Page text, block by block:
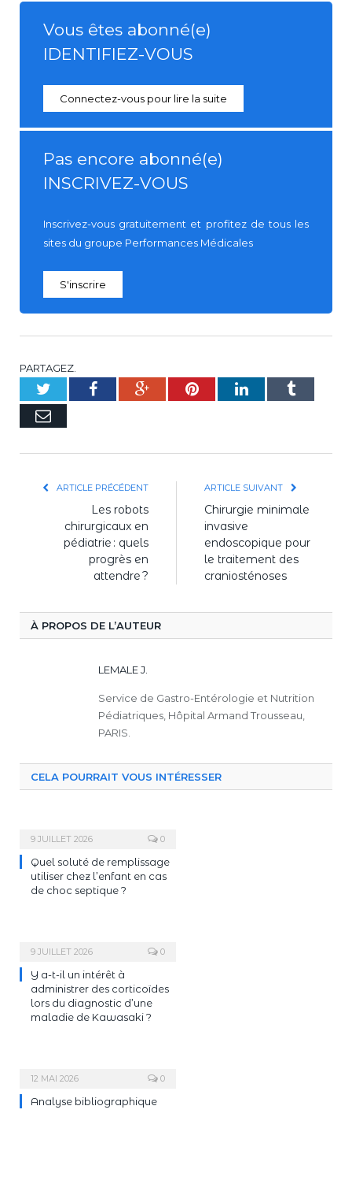
Vous êtes abonné(e)
IDENTIFIEZ-VOUS
Connectez-vous pour lire la suite
Pas encore abonné(e)
INSCRIVEZ-VOUS
Inscrivez-vous gratuitement et profitez de tous les
sites du groupe Performances Médicales
S'inscrire
PARTAGEZ.
TwitterFacebookGoogle+PinterestLinkedInTumblr
E-
ARTICLE PRÉCÉDENT
Les robots
chirurgicaux en
pédiatrie : quels
progrès en
attendre ?
ARTICLE SUIVANT
Chirurgie minimale
invasive
endoscopique pour
le traitement des
craniosténoses
À PROPOS DE L’AUTEUR
LEMALE J.
Service de Gastro-Entérologie et Nutrition
Pédiatriques, Hôpital Armand Trousseau,
PARIS.
CELA POURRAIT VOUS INTÉRESSER
9 JUILLET 2026 0
Quel soluté de remplissage
utiliser chez l’enfant en cas
de choc septique ?
9 JUILLET 2026 0
Y a-t-il un intérêt à
administrer des corticoïdes
lors du diagnostic d’une
maladie de Kawasaki ?
12 MAI 2026 0
Analyse bibliographique